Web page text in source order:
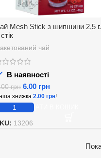
Mesh Stick з шипшини 2,5 г.
чай
В наявності
грн 6.00 грн
знижка 2.00 грн!
13206